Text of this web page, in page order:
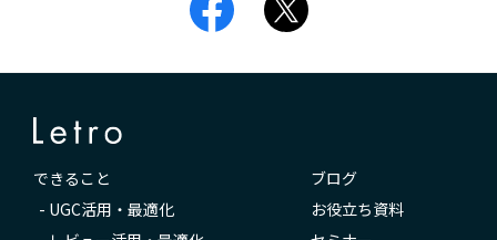
できること
- UGC活用・最適化
ブログ
お役立ち資料